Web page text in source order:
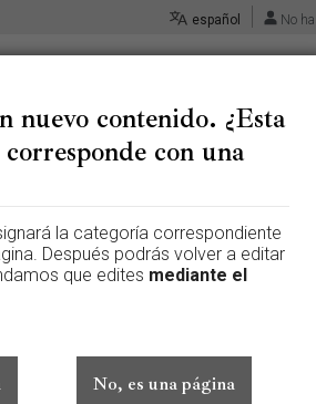
decendimiento
Para crear esta página, escribe en el
anterior.
hará pública si haces cualquier edición. Si
especiales Ayuda
nuevo contenido. ¿Esta
con una
la categoría correspondiente
Después podrás volver a editar
que edites mediante el
No, es una página
español No